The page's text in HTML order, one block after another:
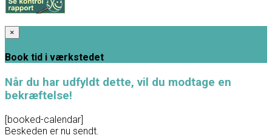
×
Book tid i værkstedet
Når du har udfyldt dette, vil du modtage en
bekræftelse!
[booked-calendar]
Beskeden er nu sendt.